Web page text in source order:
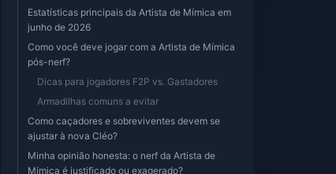
Estatísticas principais da Artista de Mímica em
junho de 2026
Como você deve jogar com a Artista de Mímica
pós-nerf?
Dicas para jogadores F2P vs. Gastadores
Armadilhas comuns a evitar
Como caçadores e sobreviventes devem se
ajustar à nova Cléo?
Minha opinião honesta: o nerf da Artista de
Mímica é justificado ou exagerado?